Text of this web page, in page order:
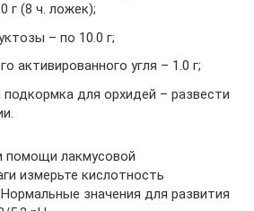
г (8 ч. ложек);
– по 10.0 г;
активированного угля – 1.0 г;
подкормка для орхидей – развести
лакмусовой
измерьте кислотность
значения для развития